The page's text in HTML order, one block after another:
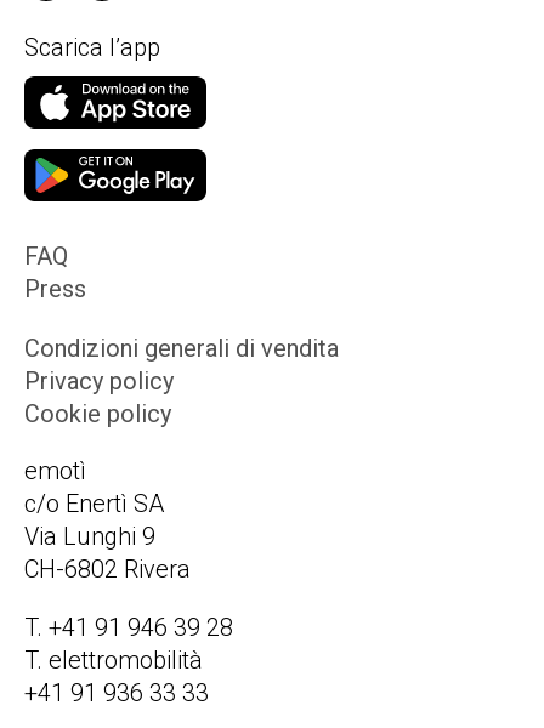
Scarica l’app
FAQ
Press
Condizioni generali di vendita
Privacy policy
Cookie policy
emotì
c/o Enertì SA
Via Lunghi 9
CH-6802 Rivera
T. +41 91 946 39 28
T. elettromobilità
+41 91 936 33 33